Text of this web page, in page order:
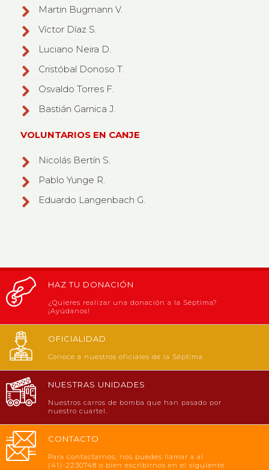
Martin Bugmann V.
Víctor Díaz S.
Luciano Neira D.
Cristóbal Donoso T.
Osvaldo Torres F.
Bastián Garnica J.
VOLUNTARIOS EN CANJE
Nicolás Bertín S.
Pablo Yunge R.
Eduardo Langenbach G.
HAZ TU DONACIÓN
¿Quieres realizar una donación a la Séptima?
¡Ayúdanos!
OFICIALIDAD
Conoce a nuestros oficiales de la Séptima
NUESTRAS UNIDADES
Nuestros carros de bomba que han pasado por
nuestro cuartel.
CONTACTO
Para contactarnos, nos puedes llamar a al
(41)-2230748 o bien escribirnos en el siguiente